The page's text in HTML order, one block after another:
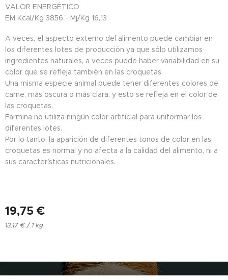
VALOR ENERGÉTICO
EM Kcal/Kg 3856 - Mj/Kg 16,13
A veces, el aspecto externo del alimento puede cambiar en
los diferentes lotes de producción ya que sólo utilizamos
ingredientes naturales, a veces puede haber variabilidad en su
color que se refleja también en las croquetas.
Una misma especie animal puede tener diferentes colores de
carne, más oscura o más clara, y esto se refleja en el color de
las croquetas.
Farmina no utiliza ningún color artificial para uniformar los
diferentes lotes.
Por lo tanto, la aparición de diferentes tonos de color en las
croquetas es normal y no afecta a la calidad del alimento, ni a
sus características nutricionales.
19,75 €
13,17 € / 1 kg